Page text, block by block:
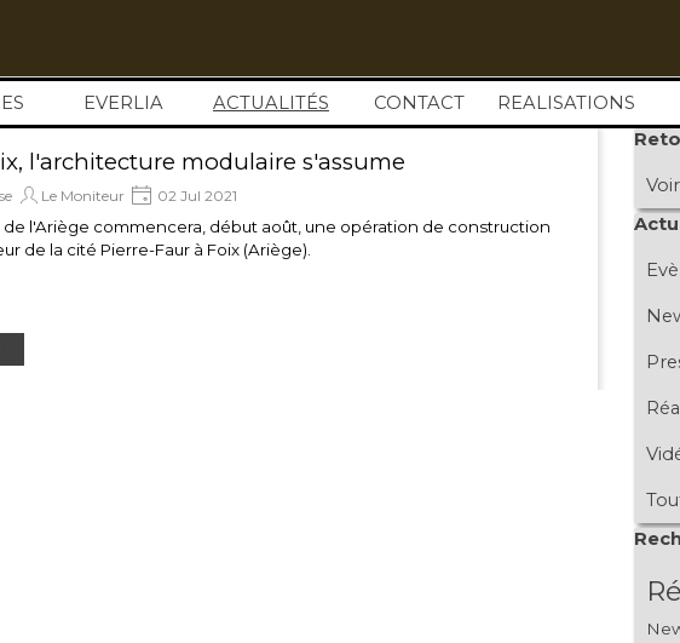
Sauter le menu
EVERLIA ▼
ACTUALITÉS CONTACT REALISATIONS
l'architecture modulaire s'assume
Le Moniteur 02 Jul 2021
de l'Ariège commencera, début août, une opération de construction
de la cité Pierre-Faur à Foix (Ariège).
Voir